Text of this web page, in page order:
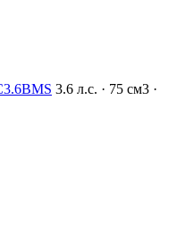
3.6 л.с. · 75 см3 ·